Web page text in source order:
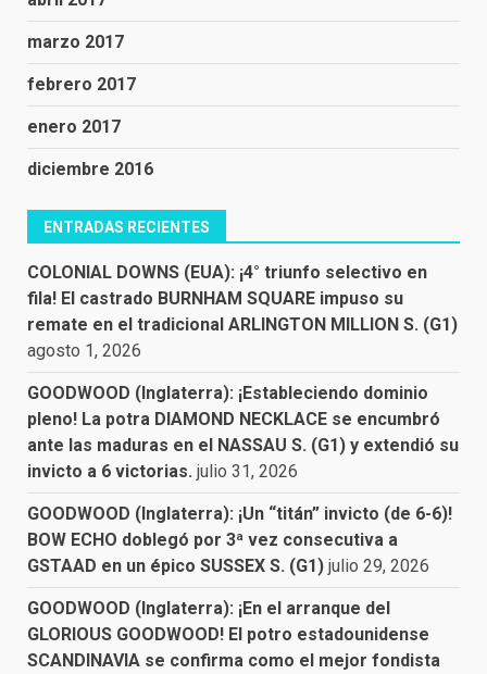
marzo 2017
febrero 2017
enero 2017
diciembre 2016
ENTRADAS RECIENTES
COLONIAL DOWNS (EUA): ¡4° triunfo selectivo en
fila! El castrado BURNHAM SQUARE impuso su
remate en el tradicional ARLINGTON MILLION S. (G1)
agosto 1, 2026
GOODWOOD (Inglaterra): ¡Estableciendo dominio
pleno! La potra DIAMOND NECKLACE se encumbró
ante las maduras en el NASSAU S. (G1) y extendió su
invicto a 6 victorias. julio 31, 2026
GOODWOOD (Inglaterra): ¡Un “titán” invicto (de 6-6)!
BOW ECHO doblegó por 3ª vez consecutiva a
GSTAAD en un épico SUSSEX S. (G1) julio 29, 2026
GOODWOOD (Inglaterra): ¡En el arranque del
GLORIOUS GOODWOOD! El potro estadounidense
SCANDINAVIA se confirma como el mejor fondista